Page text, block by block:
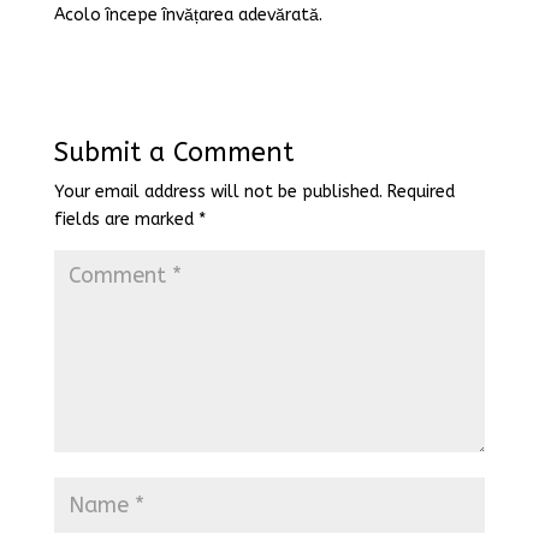
Acolo începe învățarea adevărată.
Submit a Comment
Your email address will not be published. Required
fields are marked *